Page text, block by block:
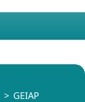
GEIAP